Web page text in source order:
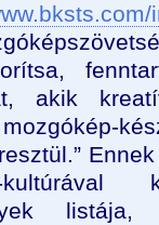
akik
listája,